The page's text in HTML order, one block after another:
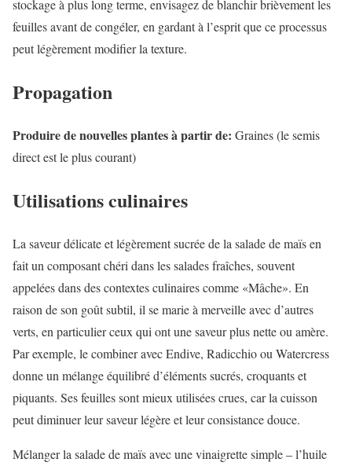
stockage à plus long terme, envisagez de blanchir brièvement les
feuilles avant de congéler, en gardant à l’esprit que ce processus
peut légèrement modifier la texture.
Propagation
Produire de nouvelles plantes à partir de: Graines (le semis
direct est le plus courant)
Utilisations culinaires
La saveur délicate et légèrement sucrée de la salade de maïs en
fait un composant chéri dans les salades fraîches, souvent
appelées dans des contextes culinaires comme «Mâche». En
raison de son goût subtil, il se marie à merveille avec d’autres
verts, en particulier ceux qui ont une saveur plus nette ou amère.
Par exemple, le combiner avec Endive, Radicchio ou Watercress
donne un mélange équilibré d’éléments sucrés, croquants et
piquants. Ses feuilles sont mieux utilisées crues, car la cuisson
peut diminuer leur saveur légère et leur consistance douce.
Mélanger la salade de maïs avec une vinaigrette simple – l’huile